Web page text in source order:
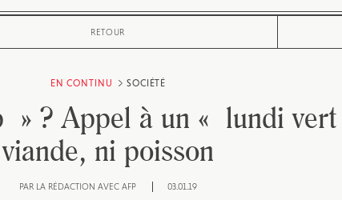
RETOUR
EN CONTINU SOCIÉTÉ
» ? Appel à un « lundi
viande, ni poisson
PAR LA RÉDACTION AVEC AFP 03.01.19